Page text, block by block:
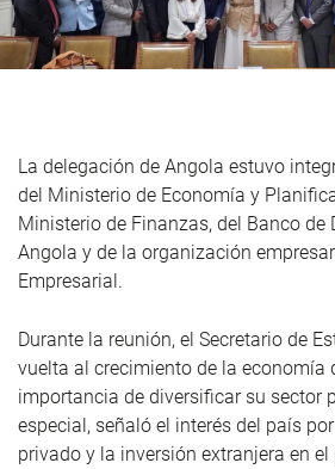
La delegación de Angola estuvo
del Ministerio de Economía y
Ministerio de Finanzas, del Banco de
Angola y de la organización
Empresarial.
Durante la reunión, el Secretario de
vuelta al crecimiento de la economía
importancia de diversificar su sector
especial, señaló el interés del país
privado y la inversión extranjera en